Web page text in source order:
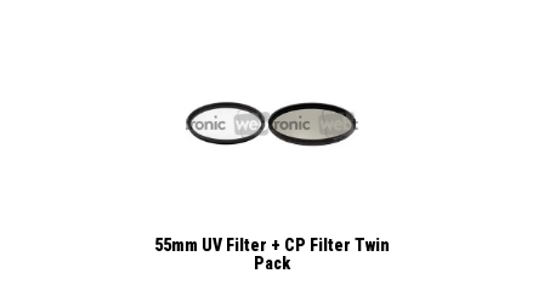
55mm UV Filter + CP Filter Twin
Pack